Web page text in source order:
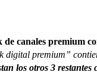
de canales premium
digital premium”
los otros 3